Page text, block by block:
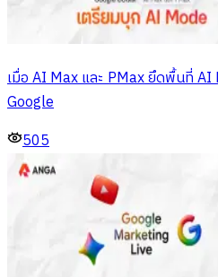
เมื่อ AI Max และ PMax ยึดพื้นที่
Google
505